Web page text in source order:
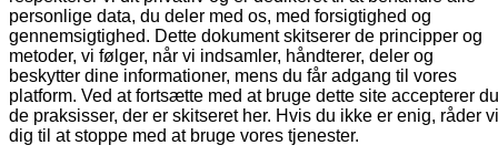
personlige data, du deler med os, med forsigtighed og
gennemsigtighed. Dette dokument skitserer de principper og
metoder, vi følger, når vi indsamler, håndterer, deler og
beskytter dine informationer, mens du får adgang til vores
platform. Ved at fortsætte med at bruge dette site accepterer du
de praksisser, der er skitseret her. Hvis du ikke er enig, råder vi
dig til at stoppe med at bruge vores tjenester.